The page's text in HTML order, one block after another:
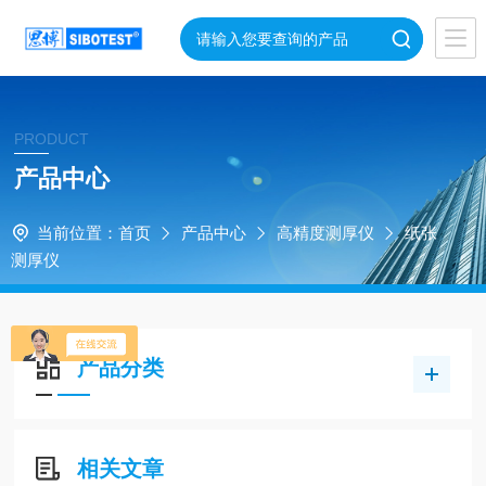
PRODUCT
产品中心
当前位置： 首页 产品中心 高精度测厚仪
纸张
测厚仪
产品分类
相关文章